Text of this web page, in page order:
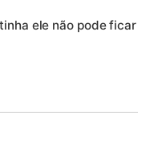
ele não pode ficar